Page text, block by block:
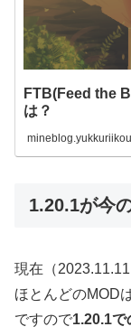
FTB(Feed the
は？
1.20.1が今
現在（2023.11.11
ほとんどのMOD
ですので1.20.1で